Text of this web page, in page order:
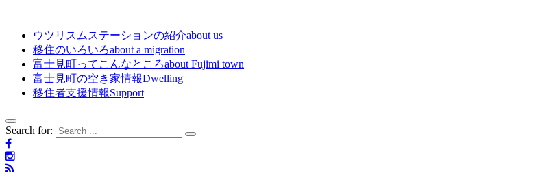
ウツリスムステーションの紹介about us
移住のいろいろabout a migration
富士見町ってこんなところabout Fujimi town
富士見町の空き家情報Dwelling
移住者支援情報Support
Search for: